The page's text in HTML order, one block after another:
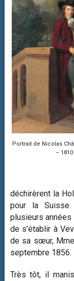
Portrait de Nicolas
– 1810
déchirèrent la
pour la
plusieurs années
de s’établir à
de sa sœur,
septembre 1856.
Très tôt, il